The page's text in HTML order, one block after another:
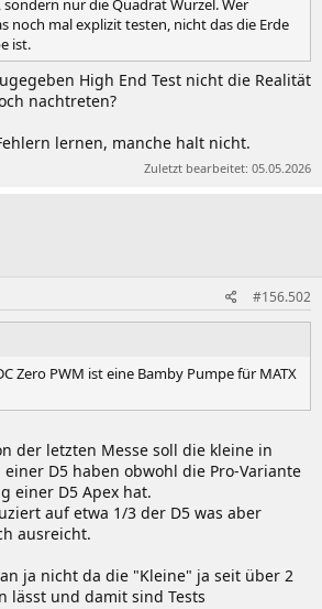
nur die Quadrat Wurzel. Wer
noch mal explizit testen, nicht das die Erde
ist.
High End Test nicht die Realität
nachtreten?
lernen, manche halt nicht.
Zuletzt bearbeitet: 05.05.2026
#156.502
Zero PWM ist eine Bamby Pumpe für MATX
der letzten Messe soll die kleine in
D5 haben obwohl die Pro-Variante
einer D5 Apex hat.
auf etwa 1/3 der D5 was aber
ausreicht.
ja nicht da die "Kleine" ja seit über 2
lässt und damit sind Tests